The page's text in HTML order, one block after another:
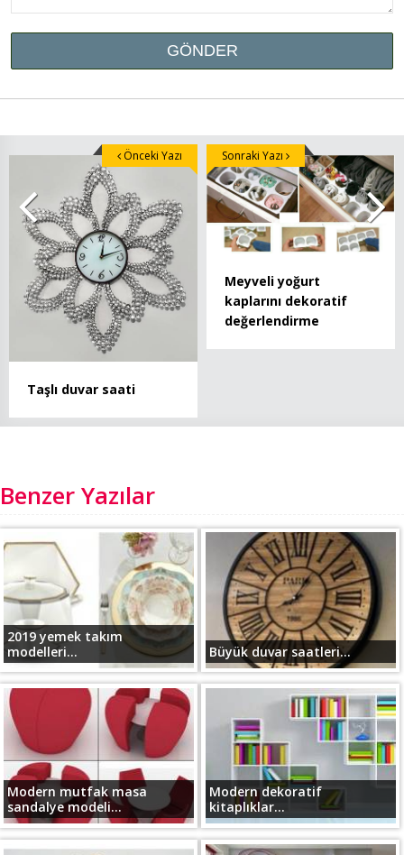
Taşlı duvar saati
Önceki Yazı
Meyveli yoğurt
kaplarını dekoratif
değerlendirme
Sonraki Yazı
Benzer Yazılar
2019 yemek takım
modelleri...
Büyük duvar saatleri...
Modern mutfak masa
sandalye modeli...
Modern dekoratif
kitaplıklar...